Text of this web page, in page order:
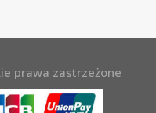
prawa zastrzeżone